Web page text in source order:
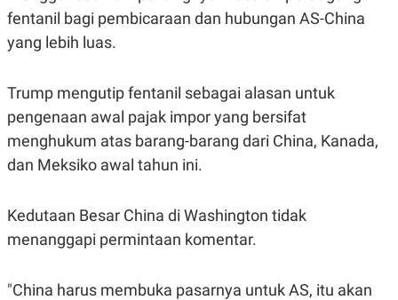
S
E
N
E
I
A
N
V
E
T
I
fentanil bagi pembicaraan dan hubungan AS-China
yang lebih luas.
Trump mengutip fentanil sebagai alasan untuk
pengenaan awal pajak impor yang bersifat
menghukum atas barang-barang dari China, Kanada,
dan Meksiko awal tahun ini.
Kedutaan Besar China di Washington tidak
menanggapi permintaan komentar.
"China harus membuka pasarnya untuk AS, itu akan